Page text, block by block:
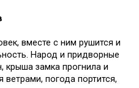
вместе с ним рушится и
Народ и придворные
крыша замка прогнила и
ветрами, погода портится,